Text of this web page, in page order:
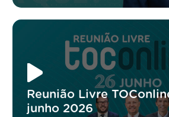
Reunião Livre
junho 2026